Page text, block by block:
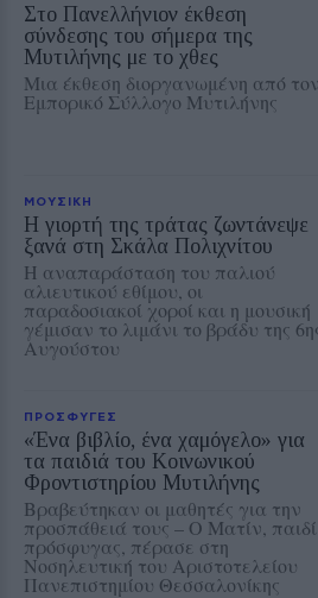
Στο Πανελλήνιον έκθεση
σύνδεσης του σήμερα της
Μυτιλήνης με το χθες
Μια έκθεση διοργανωμένη από τον
Εμπορικό Σύλλογο Μυτιλήνης
ΜΟΥΣΙΚΗ
Η γιορτή της τράτας ζωντάνεψε
ξανά στη Σκάλα Πολιχνίτου
Η αναπαράσταση του παλιού
αλιευτικού εθίμου, οι
παραδοσιακοί χοροί και η μουσική
γέμισαν το λιμάνι το βράδυ της
Αυγούστου
ΠΡΟΣΦΥΓΕΣ
«Ένα βιβλίο, ένα χαμόγελο» για
τα παιδιά του Κοινωνικού
Φροντιστηρίου Μυτιλήνης
Βραβεύτηκαν οι μαθητές για την
προσπάθειά τους – Ο Ματίν, παιδί
πρόσφυγας, πέρασε στη
Νοσηλευτική του Αριστοτελείου
Πανεπιστημίου Θεσσαλονίκης